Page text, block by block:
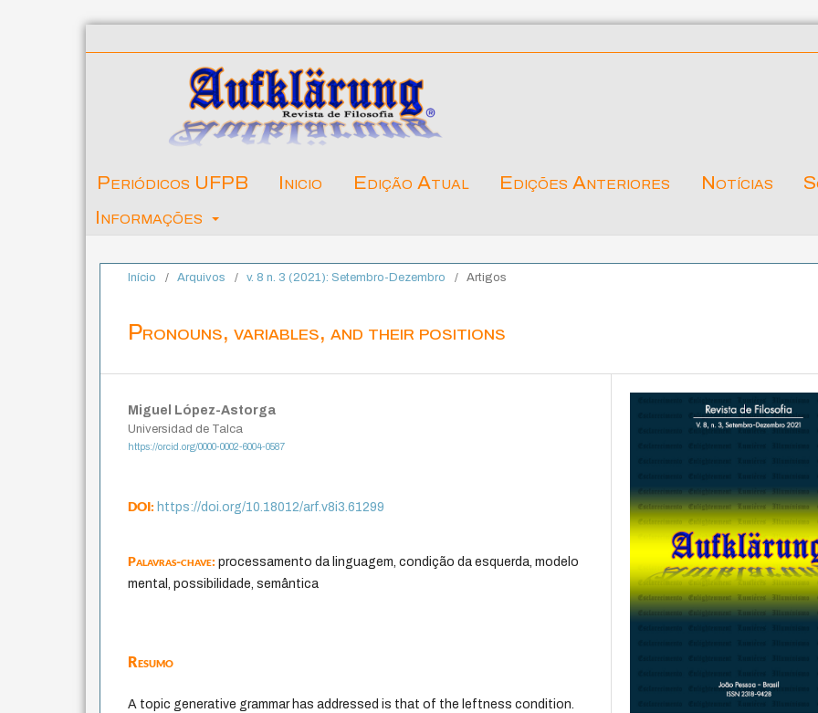
Periódicos UFPB Inicio Edição Atual Edições Anteriores Notícias
Informações
Início / Arquivos / v. 8 n. 3 (2021): Setembro-Dezembro / Artigos
Pronouns, variables, and their positions
Miguel López-Astorga
Universidad de Talca
https://orcid.org/0000-0002-6004-0587
DOI:https://doi.org/10.18012/arf.v8i3.61299
Palavras-chave:processamento da linguagem, condição da esquerda, modelo
mental, possibilidade, semântica
Resumo
A topic generative grammar has addressed is that of the leftness condition.